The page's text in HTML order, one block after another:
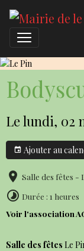
Le lundi, 02
Ajouter au
Salle des fêtes -
Durée : 1 heures
Voir l'association
Salle des fêtes Le